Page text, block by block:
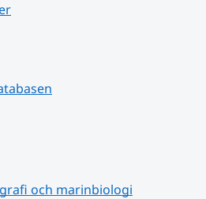
och marinbiologi